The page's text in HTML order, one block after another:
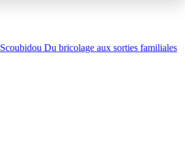
Scoubidou Du bricolage aux sorties familiales